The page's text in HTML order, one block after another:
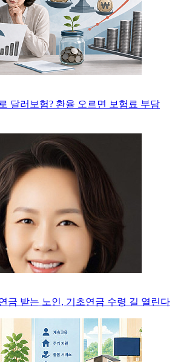
달러보험? 환율 오르면 보험료 부담
금 받는 노인, 기초연금 수령 길 열린다